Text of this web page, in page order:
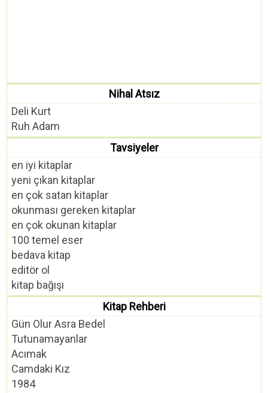
Nihal Atsız
Deli Kurt
Ruh Adam
Tavsiyeler
en iyi kitaplar
yeni çıkan kitaplar
en çok satan kitaplar
okunması gereken kitaplar
en çok okunan kitaplar
100 temel eser
bedava kitap
editör ol
kitap bağışı
Kitap Rehberi
Gün Olur Asra Bedel
Tutunamayanlar
Acımak
Camdaki Kız
1984